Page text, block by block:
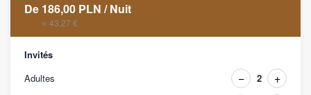
De 186,00 PLN
≈ 43,27 €
/Nuit
Invités
Adultes
− 2 +